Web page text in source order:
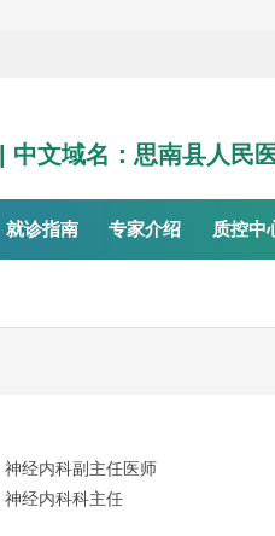
| 中文域名：思南县人民
就诊指南 专家介绍 质控中
神经内科副主任医师
神经内科科主任